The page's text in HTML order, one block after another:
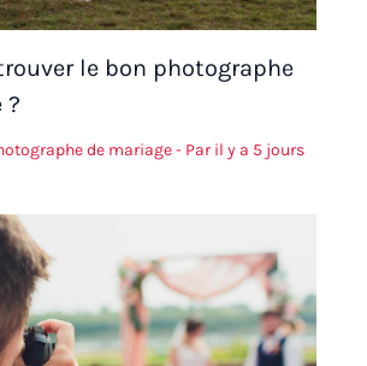
le bon photographe
?
de mariage- Par il y a 5 jours